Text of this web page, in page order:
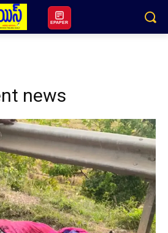
EPAPER
news